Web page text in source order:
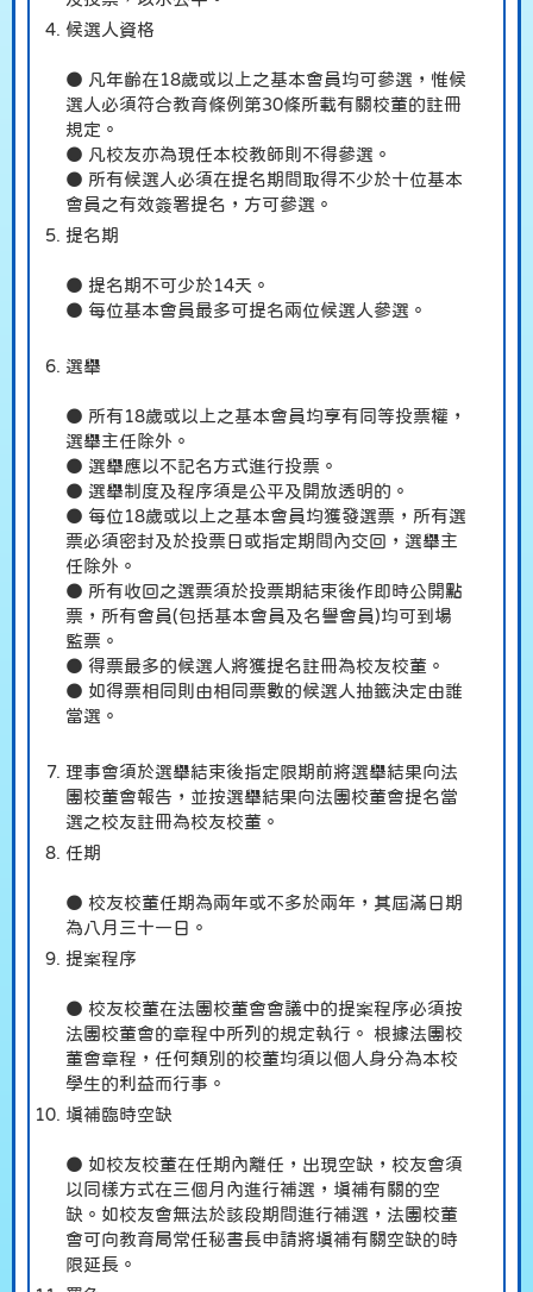
候選人資格
● 凡年齡在18歲或以上之基本會員均可參選，惟候
選人必須符合教育條例第30條所載有關校董的註冊
規定。
● 凡校友亦為現任本校教師則不得參選。
● 所有候選人必須在提名期間取得不少於十位基本
會員之有效簽署提名，方可參選。
提名期
● 提名期不可少於14天。
● 每位基本會員最多可提名兩位候選人參選。
選舉
● 所有18歲或以上之基本會員均享有同等投票權，
選舉主任除外。
● 選舉應以不記名方式進行投票。
● 選舉制度及程序須是公平及開放透明的。
● 每位18歲或以上之基本會員均獲發選票，所有選
票必須密封及於投票日或指定期間內交回，選舉主
任除外。
● 所有收回之選票須於投票期結束後作即時公開點
票，所有會員(包括基本會員及名譽會員)均可到場
監票。
● 得票最多的候選人將獲提名註冊為校友校董。
● 如得票相同則由相同票數的候選人抽籤決定由誰
當選。
理事會須於選舉結束後指定限期前將選舉結果向法
團校董會報告，並按選舉結果向法團校董會提名當
選之校友註冊為校友校董。
任期
● 校友校董任期為兩年或不多於兩年，其屆滿日期
為八月三十一日。
提案程序
● 校友校董在法團校董會會議中的提案程序必須按
法團校董會的章程中所列的規定執行。 根據法團校
董會章程，任何類別的校董均須以個人身分為本校
學生的利益而行事。
填補臨時空缺
● 如校友校董在任期內離任，出現空缺，校友會須
以同樣方式在三個月內進行補選，填補有關的空
缺。如校友會無法於該段期間進行補選，法團校董
會可向教育局常任秘書長申請將填補有關空缺的時
限延長。